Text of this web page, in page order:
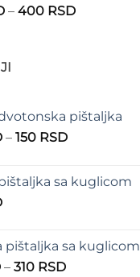
do
– 400 RSDRaspon
pištaljka
– 150 RSDRaspon
100 RSD
sa kuglicom
pištaljka sa kuglicom
– 310 RSDRaspon